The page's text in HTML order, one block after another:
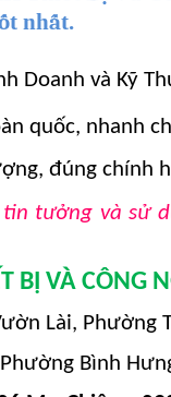
t nhất.
Doanh và Kỹ
quốc, nhanh
đúng chính
tưởng và sử
BỊ VÀ CÔNG
Lài, Phường
Bình